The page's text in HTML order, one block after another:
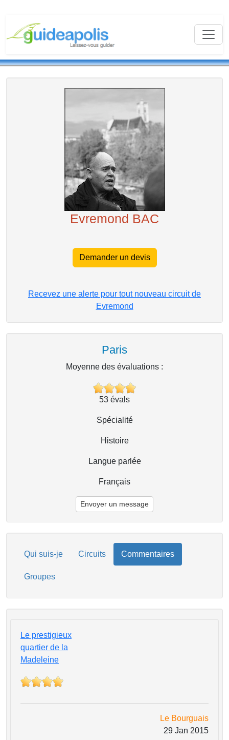
Evremond BAC
Demander un devis
Recevez une alerte pour tout nouveau circuit de
Evremond
Paris
Moyenne des évaluations :
53 évals
Spécialité
Histoire
Langue parlée
Français
Envoyer un message
Qui suis-je Circuits Commentaires
Groupes
Le prestigieux
quartier de la
Madeleine
Le Bourguais
29 Jan 2015